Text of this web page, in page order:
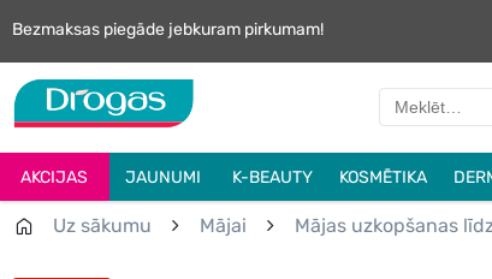
Bezmaksas piegāde jebkuram pirkumam!
AKCIJAS JAUNUMI K-BEAUTY KOSMĒTIKA
Uz sākumu Mājai Mājas uzkopšanas